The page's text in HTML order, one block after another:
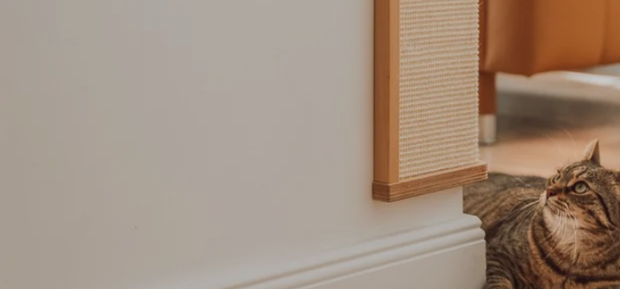
Mach die Wand zum
Kratzparadies
Kratzbretter und -ecken für Dein
Zuhause
ZU DEN PRODUKTEN